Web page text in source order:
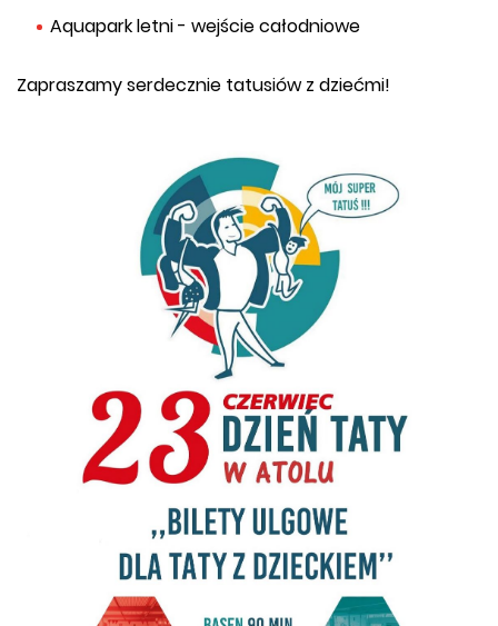
Aquapark letni - wejście całodniowe
Zapraszamy serdecznie tatusiów z dziećmi!